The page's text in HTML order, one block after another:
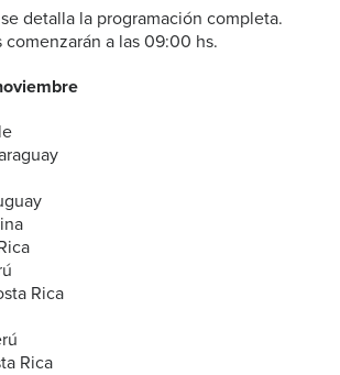
detalla la programación completa.
comenzarán a las 09:00 hs.
Rica
Rica